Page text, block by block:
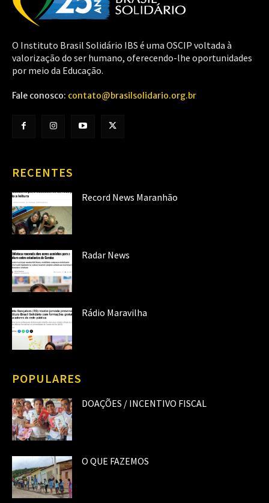
O Instituto Brasil Solidário IBS é uma OSCIP voltada à
valorização do ser humano, oferecendo-lhe oportunidades
por meio da Educação.
Fale conosco: contato@brasilsolidario.org.br
RECENTES
Record News Maranhão
Radar News
Rádio Maravilha
POPULARES
DOAÇÕES / INCENTIVO FISCAL
O QUE FAZEMOS